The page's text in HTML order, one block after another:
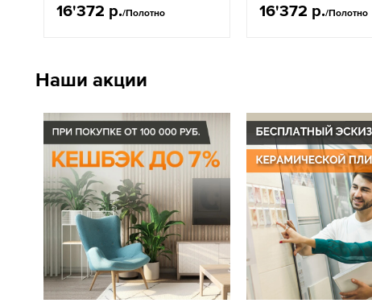
16'372 р./Полотно 16'372 р./Полотно
Наши акции